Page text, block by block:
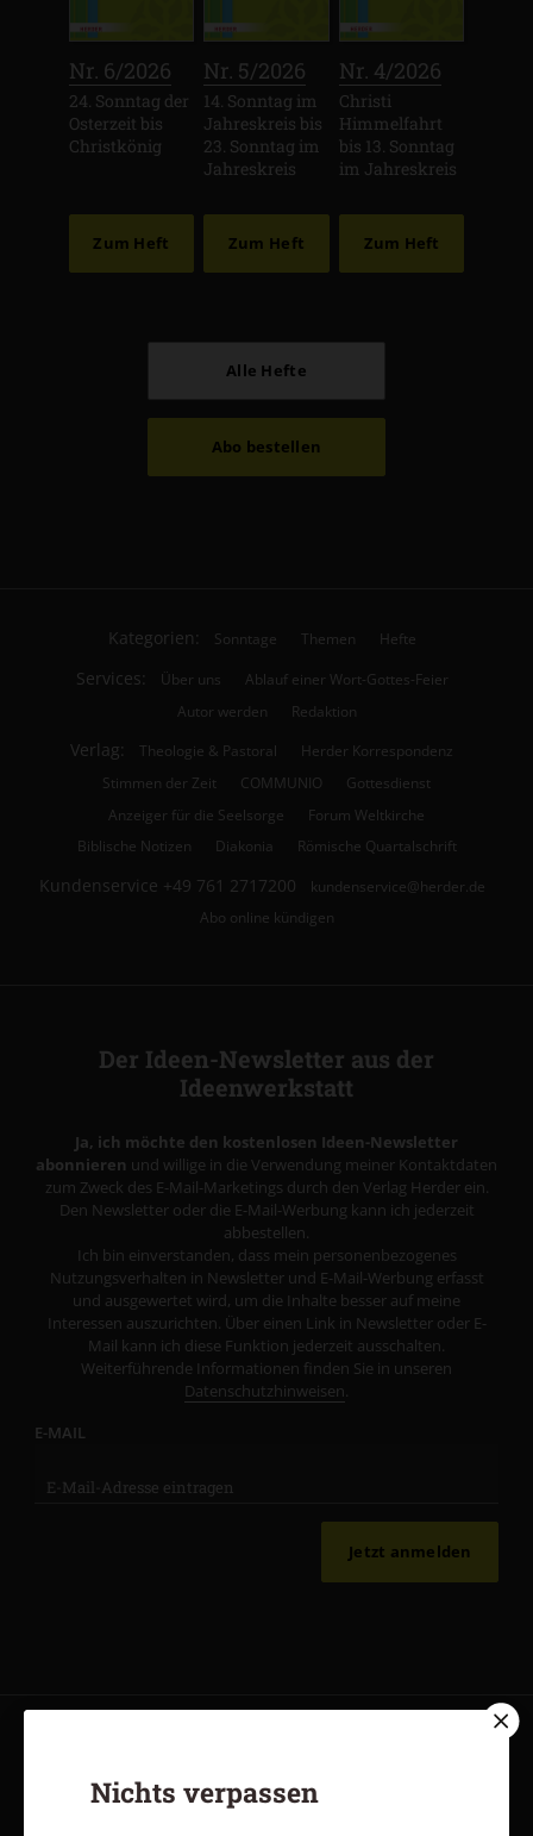
Nr. 6/2026
24. Sonntag der
Osterzeit bis
Christkönig
Zum Heft
Nr. 5/2026
14. Sonntag im
Jahreskreis bis
23. Sonntag im
Jahreskreis
Zum Heft
Nr. 4/2026
Christi
Himmelfahrt
bis 13. Sonntag
im Jahreskreis
Zum Heft
Alle Hefte
Abo bestellen
Kategorien: Sonntage Themen Hefte
Services: Über uns
Ablauf einer Wort-Gottes-Feier
Autor werden
Redaktion
Verlag: Theologie & Pastoral
Herder Korrespondenz
Stimmen der Zeit
COMMUNIO
Gottesdienst
Anzeiger für die Seelsorge
Forum Weltkirche
Biblische Notizen
Diakonia Römische Quartalschrift
Kundenservice +49 761 2717200
kundenservice@herder.de
Abo online kündigen
Der Ideen-Newsletter aus der
Ideenwerkstatt
Ja, ich möchte den kostenlosen Ideen-Newsletter
abonnieren und willige in die Verwendung meiner Kontaktdaten
zum Zweck des E-Mail-Marketings durch den Verlag Herder ein.
Den Newsletter oder die E-Mail-Werbung kann ich jederzeit
abbestellen.
Ich bin einverstanden, dass mein personenbezogenes
Nutzungsverhalten in Newsletter und E-Mail-Werbung erfasst
und ausgewertet wird, um die Inhalte besser auf meine
Interessen auszurichten. Über einen Link in Newsletter oder E-
Mail kann ich diese Funktion jederzeit ausschalten.
Weiterführende Informationen finden Sie in unseren
Datenschutzhinweisen.
E-MAIL
Jetzt anmelden
Impressum
Nichts verpassen